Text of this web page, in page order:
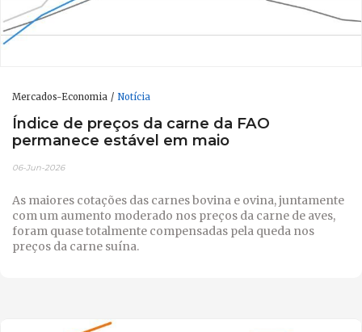
Mercados-Economia Notícia
Índice de preços da carne da FAO
permanece estável em maio
06-Jun-2026
As maiores cotações das carnes bovina e ovina, juntamente
com um aumento moderado nos preços da carne de aves,
foram quase totalmente compensadas pela queda nos
preços da carne suína.